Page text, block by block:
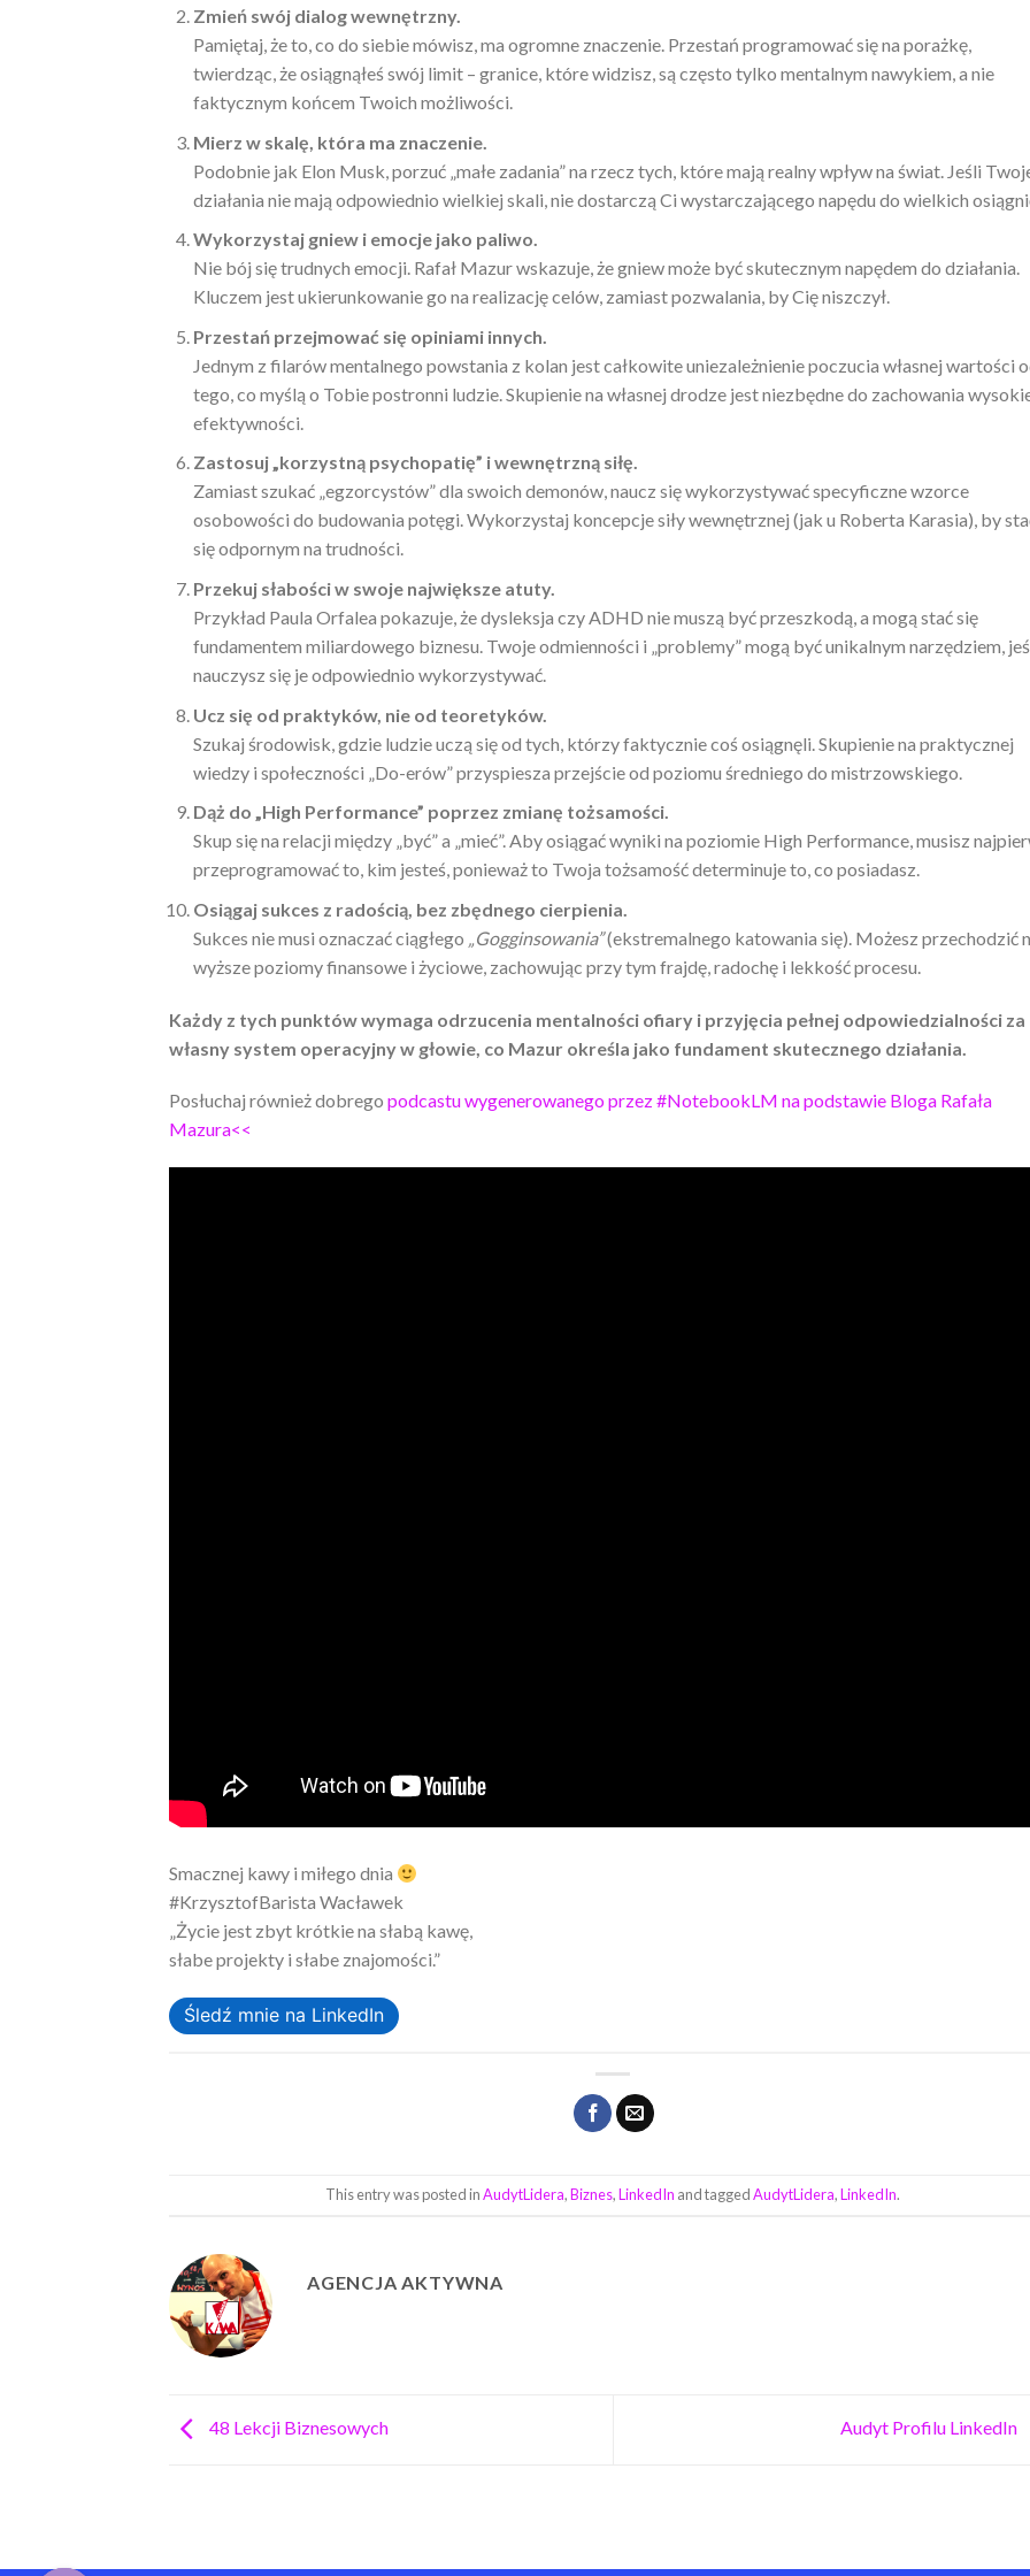
Zmień swój dialog wewnętrzny.
Pamiętaj, że to, co do siebie mówisz, ma ogromne znaczenie. Przestań programować się na porażkę,
twierdząc, że osiągnąłeś swój limit – granice, które widzisz, są często tylko mentalnym nawykiem, a nie
faktycznym końcem Twoich możliwości.
Mierz w skalę, która ma znaczenie.
Podobnie jak Elon Musk, porzuć „małe zadania” na rzecz tych, które mają realny wpływ na świat. Jeśli
działania nie mają odpowiednio wielkiej skali, nie dostarczą Ci wystarczającego napędu do wielkich
Wykorzystaj gniew i emocje jako paliwo.
Nie bój się trudnych emocji. Rafał Mazur wskazuje, że gniew może być skutecznym napędem do działania.
Kluczem jest ukierunkowanie go na realizację celów, zamiast pozwalania, by Cię niszczył.
Przestań przejmować się opiniami innych.
Jednym z filarów mentalnego powstania z kolan jest całkowite uniezależnienie poczucia własnej wartości
tego, co myślą o Tobie postronni ludzie. Skupienie na własnej drodze jest niezbędne do zachowania
efektywności.
Zastosuj „korzystną psychopatię” i wewnętrzną siłę.
Zamiast szukać „egzorcystów” dla swoich demonów, naucz się wykorzystywać specyficzne wzorce
osobowości do budowania potęgi. Wykorzystaj koncepcje siły wewnętrznej (jak u Roberta Karasia), by
się odpornym na trudności.
Przekuj słabości w swoje największe atuty.
Przykład Paula Orfalea pokazuje, że dysleksja czy ADHD nie muszą być przeszkodą, a mogą stać się
fundamentem miliardowego biznesu. Twoje odmienności i „problemy” mogą być unikalnym narzędziem,
nauczysz się je odpowiednio wykorzystywać.
Ucz się od praktyków, nie od teoretyków.
Szukaj środowisk, gdzie ludzie uczą się od tych, którzy faktycznie coś osiągnęli. Skupienie na praktycznej
wiedzy i społeczności „Do-erów” przyspiesza przejście od poziomu średniego do mistrzowskiego.
Dąż do „High Performance” poprzez zmianę tożsamości.
Skup się na relacji między „być” a „mieć”. Aby osiągać wyniki na poziomie High Performance, musisz
przeprogramować to, kim jesteś, ponieważ to Twoja tożsamość determinuje to, co posiadasz.
Osiągaj sukces z radością, bez zbędnego cierpienia.
Sukces nie musi oznaczać ciągłego
„Gogginsowania”(ekstremalnego katowania się). Możesz przechodzić
wyższe poziomy finansowe i życiowe, zachowując przy tym frajdę, radochę i lekkość procesu.
Każdy z tych punktów wymaga odrzucenia mentalności ofiary i przyjęcia pełnej odpowiedzialności za
własny system operacyjny w głowie, co Mazur określa jako fundament skutecznego działania.
Posłuchaj również dobrego podcastu wygenerowanego przez #NotebookLM na podstawie Bloga Rafała
Mazura<<
Smacznej kawy i miłego dnia
#KrzysztofBarista Wacławek
„Życie jest zbyt krótkie na słabą kawę,
słabe projekty i słabe znajomości.”
Śledź mnie na LinkedIn
This entry was posted inAudytLidera,Biznes,LinkedIn and taggedAudytLidera,LinkedIn.
AGENCJA AKTYWNA
48 Lekcji Biznesowych Audyt Profilu LinkedIn